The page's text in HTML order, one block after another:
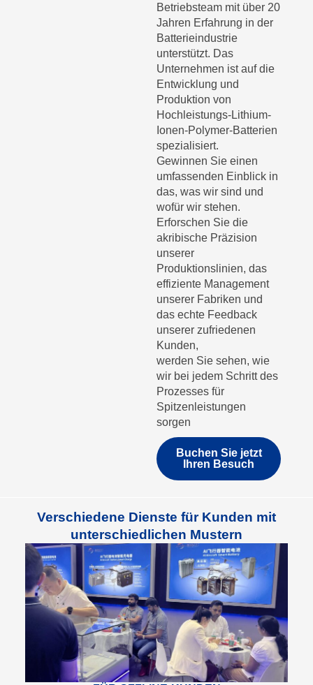
Betriebsteam mit über 20
Jahren Erfahrung in der
Batterieindustrie
unterstützt. Das
Unternehmen ist auf die
Entwicklung und
Produktion von
Hochleistungs-Lithium-
Ionen-Polymer-Batterien
spezialisiert.
Gewinnen Sie einen
umfassenden Einblick in
das, was wir sind und
wofür wir stehen.
Erforschen Sie die
akribische Präzision
unserer
Produktionslinien, das
effiziente Management
unserer Fabriken und
das echte Feedback
unserer zufriedenen
Kunden,
werden Sie sehen, wie
wir bei jedem Schritt des
Prozesses für
Spitzenleistungen
sorgen
Buchen Sie jetzt
Ihren Besuch
Verschiedene Dienste für Kunden mit
unterschiedlichen Mustern